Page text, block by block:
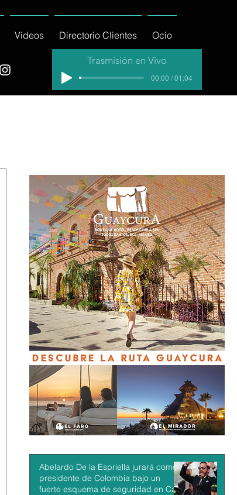
Videos Directorio Clientes Ocio
Trasmisión en Vivo
00:00 / 01:04
Abelardo De la Espriella jurará como
presidente de Colombia bajo un
fuerte esquema de seguridad en Cali